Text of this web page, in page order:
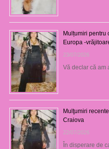
Mulțumiri pentru
Europa -
23/07/2026
Vă declar că am
Mulţumiri
Craiova
22/07/2026
În disperare de